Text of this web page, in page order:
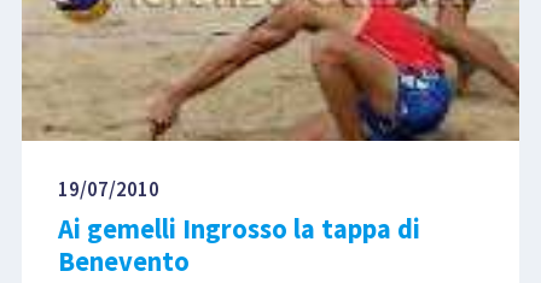
19/07/2010
Ai gemelli Ingrosso la tappa di
Benevento